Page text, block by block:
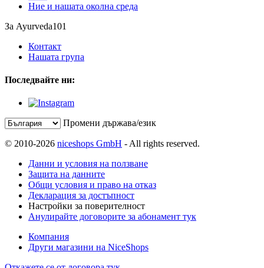
Ние и нашата околна среда
За Ayurveda101
Контакт
Нашата група
Последвайте ни:
Промени държава/език
© 2010-2026 niceshops GmbH - All rights reserved.
Данни и условия на ползване
Защита на данните
Общи условия и право на отказ
Декларация за достъпност
Настройки за поверителност
Анулирайте договорите за абонамент тук
Компания
Други магазини на NiceShops